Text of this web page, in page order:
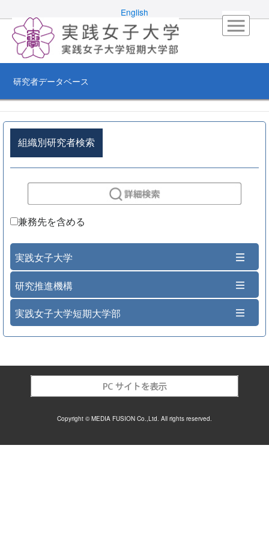
English
研究者データベース
組織別研究者検索
兼務先を含める
実践女子大学
研究推進機構
実践女子大学短期大学部
Copyright © MEDIA FUSION Co.,Ltd. All rights reserved.